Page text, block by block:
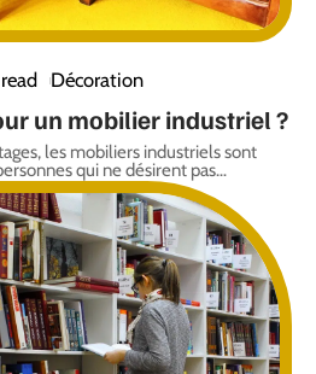
Décoration
un mobilier industriel ?
les mobiliers industriels sont
qui ne désirent pas…